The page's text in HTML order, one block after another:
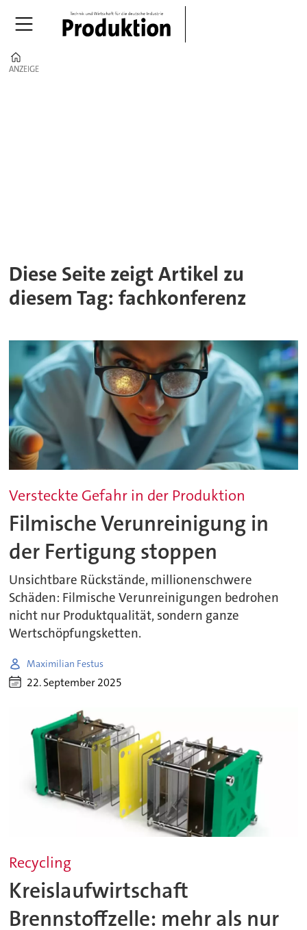
ANZEIGE
ANZEIGE
Diese Seite zeigt Artikel zu
diesem Tag: fachkonferenz
Versteckte Gefahr in der Produktion
Filmische Verunreinigung in
der Fertigung stoppen
Unsichtbare Rückstände, millionenschwere
Schäden: Filmische Verunreinigungen bedrohen
nicht nur Produktqualität, sondern ganze
Wertschöpfungsketten.
Maximilian Festus
22. September 2025
Recycling
Kreislaufwirtschaft
Brennstoffzelle: mehr als nur